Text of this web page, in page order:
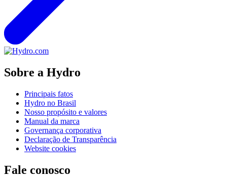
Sobre a Hydro
Principais fatos
Hydro no Brasil
Nosso propósito e valores
Manual da marca
Governança corporativa
Declaração de Transparência
Website cookies
Fale conosco